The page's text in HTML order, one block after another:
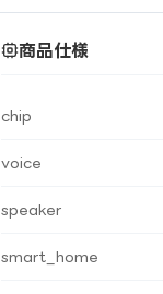
商品仕様
chip
voice
speaker
smart_home